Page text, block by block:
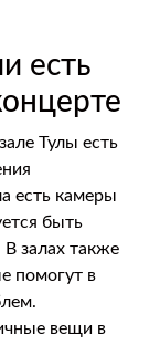
есть
Тулы есть
есть камеры
быть
залах также
помогут в
вещи в